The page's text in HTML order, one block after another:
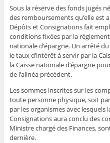
Sous la réserve des fonds jugés
des remboursements qu’elle est
Dépôts et Consignations fait
conditions fixées par la
nationale d’épargne. Un arrêté
le taux d’intérêt à servir par la
la Caisse nationale d’épargne
de l’alinéa précédent.
Les sommes inscrites sur les
toute personne physique, soit
par les organismes avec lesquels
Consignations aura conclu des
Ministre chargé des Finances,
dernière.